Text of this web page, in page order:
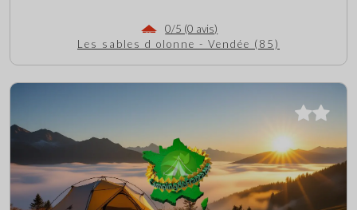
0/5 (0 avis)
Les sables d olonne - Vendée (85)